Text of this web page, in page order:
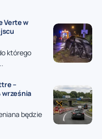
Verte w
którego
–
września
będzie